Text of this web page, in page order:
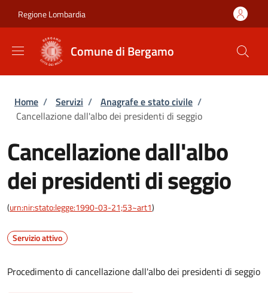
Regione Lombardia
Comune di Bergamo
Briciole di pane
Home / Servizi / Anagrafe e stato civile /
Cancellazione dall'albo dei presidenti di seggio
Cancellazione dall'albo
dei presidenti di seggio
(urn:nir:stato:legge:1990-03-21;53~art1)
Servizio attivo
Procedimento di cancellazione dall'albo dei presidenti di seggio